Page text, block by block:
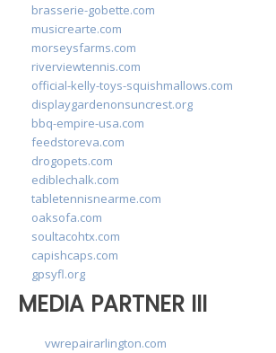
brasserie-gobette.com
musicrearte.com
morseysfarms.com
riverviewtennis.com
official-kelly-toys-squishmallows.com
displaygardenonsuncrest.org
bbq-empire-usa.com
feedstoreva.com
drogopets.com
ediblechalk.com
tabletennisnearme.com
oaksofa.com
soultacohtx.com
capishcaps.com
gpsyfl.org
MEDIA PARTNER III
vwrepairarlington.com